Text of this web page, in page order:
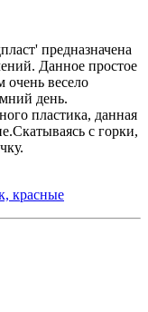
предназначена
Данное простое
очень весело
день.
пластика, данная
с горки,
красные